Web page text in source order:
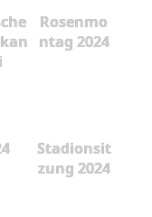
Rosenmo
ntag 2024
Stadionsit
zung 2024